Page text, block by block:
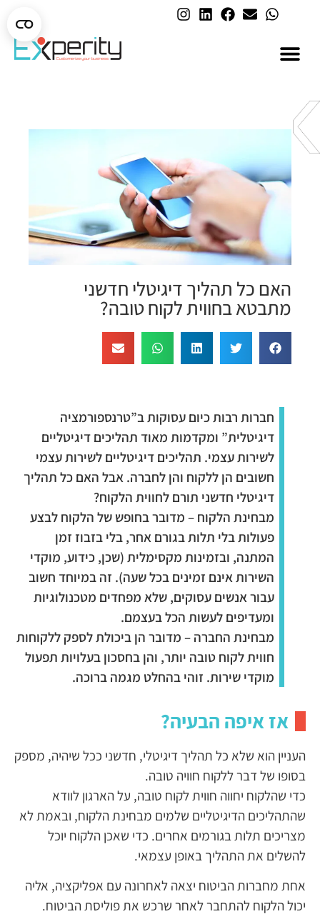
האם כל תהליך דיגיטלי חדשני
מתבטא בחווית לקוח טובה?
חברות רבות כיום עסוקות ב”טרנספורמציה
דיגיטלית” ומקדמות מאוד תהליכים דיגיטליים
לשירות עצמי. תהליכים דיגיטליים לשירות עצמי
חשובים הן ללקוח והן לחברה. אבל האם כל תהליך
דיגיטלי חדשני תורם לחווית הלקוח?
מבחינת הלקוח – מדובר בחופש של הלקוח לבצע
פעולות בלי תלות בגורם אחר, בלי בזבוז זמן
המתנה, ובזמינות מקסימלית (שכן, כידוע, מוקדי
השירות אינם זמינים בכל שעה). זה במיוחד חשוב
עבור אנשים עסוקים, שלא מפחדים מטכנולוגיות
ומעדיפים לעשות הכל בעצמם.
מבחינת החברה – מדובר הן ביכולת לספק ללקוחות
חווית לקוח טובה יותר, והן בחסכון בעלויות תפעול
מוקדי שירות. זוהי בהחלט מגמה ברוכה.
אז איפה הבעיה?
העניין הוא שלא כל תהליך דיגיטלי, חדשני ככל שיהיה, מספק
בסופו של דבר ללקוח חוויה טובה.
כדי שהלקוח יחווה חווית לקוח טובה, על הארגון לוודא
שהתהליכים הדיגיטליים שלמים מבחינת הלקוח, ובאמת לא
מצריכים תלות בגורמים אחרים. כדי שאכן הלקוח יוכל
להשלים את התהליך באופן עצמאי.
אחת מחברות הביטוח יצאה לאחרונה עם אפליקציה, אליה
יכול הלקוח להתחבר לאחר שרכש את פוליסת הביטוח.